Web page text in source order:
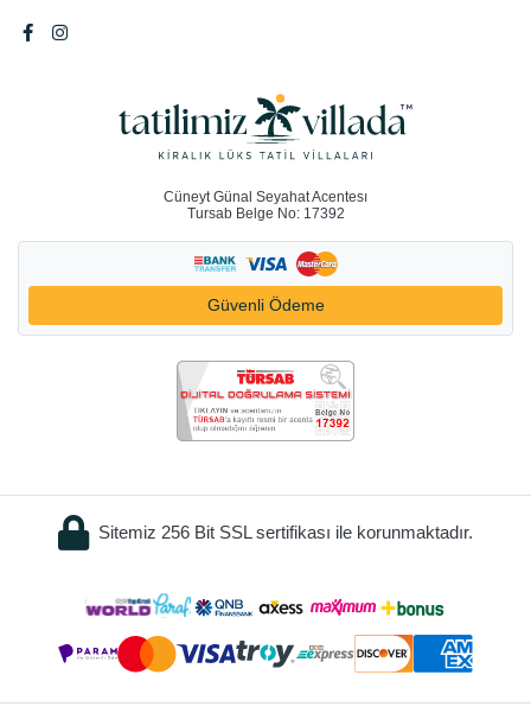
Cüneyt Günal Seyahat Acentesı
Tursab Belge No: 17392
Güvenli Ödeme
Sitemiz 256 Bit SSL sertifikası ile korunmaktadır.